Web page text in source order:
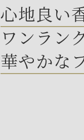
心地良い
ワンラン
華やかな